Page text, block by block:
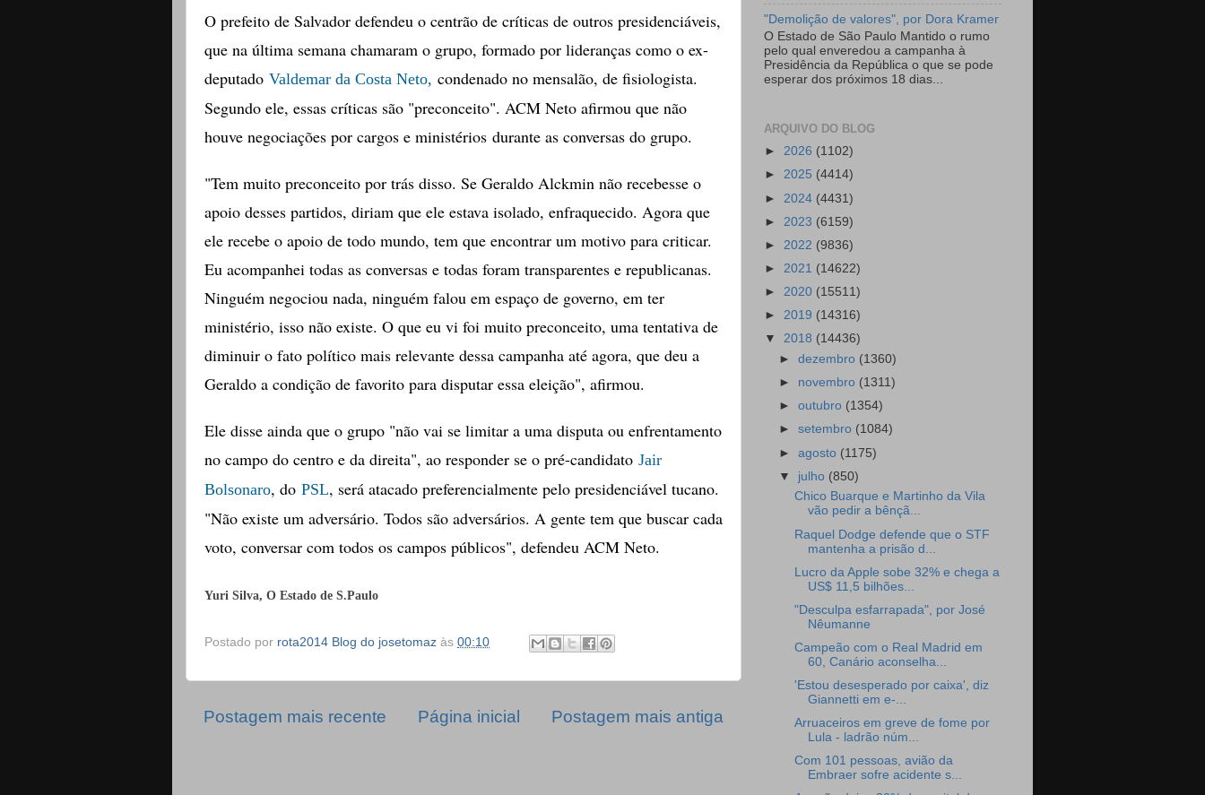
O prefeito de Salvador defendeu o centrão de críticas de outros presidenciáveis,
que na última semana chamaram o grupo, formado por lideranças como o ex-
deputado Valdemar da Costa Neto, condenado no mensalão, de fisiologista.
Segundo ele, essas críticas são "preconceito". ACM Neto afirmou que não
houve negociações por cargos e ministérios durante as conversas do grupo.
"Tem muito preconceito por trás disso. Se Geraldo Alckmin não recebesse o
apoio desses partidos, diriam que ele estava isolado, enfraquecido. Agora que
ele recebe o apoio de todo mundo, tem que encontrar um motivo para criticar.
Eu acompanhei todas as conversas e todas foram transparentes e republicanas.
Ninguém negociou nada, ninguém falou em espaço de governo, em ter
ministério, isso não existe. O que eu vi foi muito preconceito, uma tentativa de
diminuir o fato político mais relevante dessa campanha até agora, que deu a
Geraldo a condição de favorito para disputar essa eleição", afirmou.
Ele disse ainda que o grupo "não vai se limitar a uma disputa ou enfrentamento
no campo do centro e da direita", ao responder se o pré-candidato Jair
Bolsonaro, do PSL, será atacado preferencialmente pelo presidenciável tucano.
"Não existe um adversário. Todos são adversários. A gente tem que buscar cada
voto, conversar com todos os campos públicos", defendeu ACM Neto.
Yuri Silva, O Estado de S.Paulo
Postado por rota2014 Blog do josetomaz às 00:10
Postagem mais recente Postagem mais antiga
Página inicial
"Demolição de valores", por Dora Kramer
O Estado de São Paulo Mantido o rumo
pelo qual enveredou a campanha à
Presidência da República o que se pode
esperar dos próximos 18 dias...
ARQUIVO DO BLOG
► 2026 (1102)
► 2025 (4414)
► 2024 (4431)
► 2023 (6159)
► 2022 (9836)
► 2021 (14622)
► 2020 (15511)
► 2019 (14316)
▼ 2018 (14436)
►dezembro (1360)
► novembro (1311)
►outubro (1354)
►setembro (1084)
►agosto (1175)
▼ julho (850)
Chico Buarque e Martinho da Vila
vão pedir a bênçã...
Raquel Dodge defende que o STF
mantenha a prisão d...
Lucro da Apple sobe 32% e chega a
US$ 11,5 bilhões...
"Desculpa esfarrapada", por José
Nêumanne
Campeão com o Real Madrid em
60, Canário aconselha...
'Estou desesperado por caixa', diz
Giannetti em e-...
Arruaceiros em greve de fome por
Lula - ladrão núm...
Com 101 pessoas, avião da
Embraer sofre acidente s...